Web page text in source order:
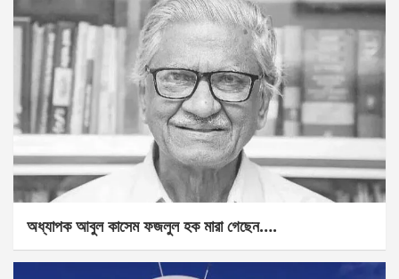
অধ্যাপক আবুল কাসেম ফজলুল হক মারা গেছেন….